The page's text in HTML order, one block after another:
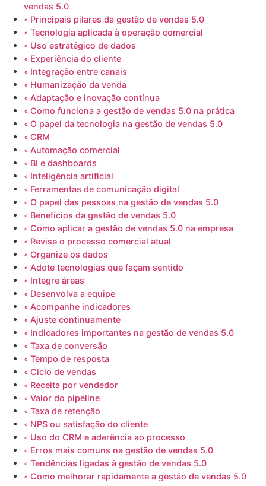
vendas 5.0
Principais pilares da gestão de vendas 5.0
Tecnologia aplicada à operação comercial
Uso estratégico de dados
Experiência do cliente
Integração entre canais
Humanização da venda
Adaptação e inovação contínua
Como funciona a gestão de vendas 5.0 na prática
O papel da tecnologia na gestão de vendas 5.0
CRM
Automação comercial
BI e dashboards
Inteligência artificial
Ferramentas de comunicação digital
O papel das pessoas na gestão de vendas 5.0
Benefícios da gestão de vendas 5.0
Como aplicar a gestão de vendas 5.0 na empresa
Revise o processo comercial atual
Organize os dados
Adote tecnologias que façam sentido
Integre áreas
Desenvolva a equipe
Acompanhe indicadores
Ajuste continuamente
Indicadores importantes na gestão de vendas 5.0
Taxa de conversão
Tempo de resposta
Ciclo de vendas
Receita por vendedor
Valor do pipeline
Taxa de retenção
NPS ou satisfação do cliente
Uso do CRM e aderência ao processo
Erros mais comuns na gestão de vendas 5.0
Tendências ligadas à gestão de vendas 5.0
Como melhorar rapidamente a gestão de vendas 5.0